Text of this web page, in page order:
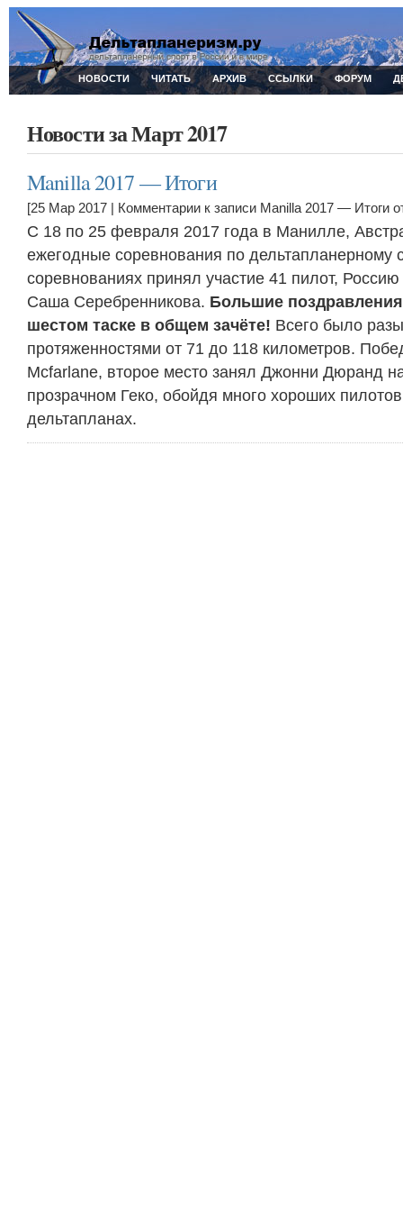
НОВОСТИ ЧИТАТЬ АРХИВ ССЫЛКИ ФОРУМ
Новости за Март 2017
Manilla 2017 — Итоги
[25 Мар 2017 | Комментарии к записи Manilla 2017 — Итоги
С 18 по 25 февраля 2017 года в Манилле,
ежегодные соревнования по дельтапланерному
соревнованиях принял участие 41 пилот,
Саша Серебренникова. Большие
шестом таске в общем зачёте! Всего было
протяженностями от 71 до 118 километров.
Mcfarlane, второе место занял Джонни Дюранд
прозрачном Геко, обойдя много хороших
дельтапланах.